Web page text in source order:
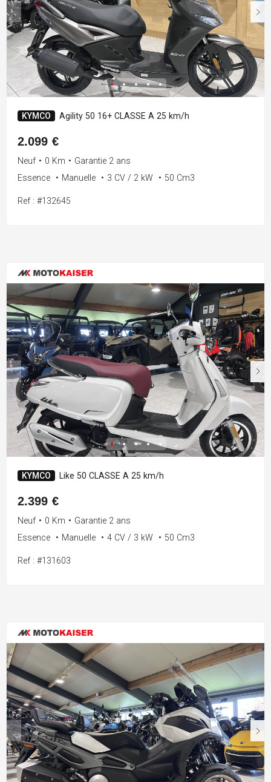
KYMCO Agility 50 16+ CLASSE A 25 km/h
2.099 €
Neuf • 0 Km • Garantie 2 ans
Essence
• Manuelle • 3 CV / 2 kW • 50 Cm3
Ref : #132645
KYMCO Like 50 CLASSE A 25 km/h
2.399 €
Neuf • 0 Km • Garantie 2 ans
Essence
• Manuelle • 4 CV / 3 kW • 50 Cm3
Ref : #131603